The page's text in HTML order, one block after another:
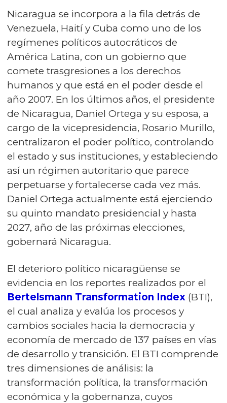
Nicaragua se incorpora a la fila detrás de
Venezuela, Haití y Cuba como uno de los
regímenes políticos autocráticos de
América Latina, con un gobierno que
comete trasgresiones a los derechos
humanos y que está en el poder desde el
año 2007. En los últimos años, el presidente
de Nicaragua, Daniel Ortega y su esposa, a
cargo de la vicepresidencia, Rosario Murillo,
centralizaron el poder político, controlando
el estado y sus instituciones, y estableciendo
así un régimen autoritario que parece
perpetuarse y fortalecerse cada vez más.
Daniel Ortega actualmente está ejerciendo
su quinto mandato presidencial y hasta
2027, año de las próximas elecciones,
gobernará Nicaragua.
El deterioro político nicaragüense se
evidencia en los reportes realizados por el
Bertelsmann Transformation Index (BTI),
el cual analiza y evalúa los procesos y
cambios sociales hacia la democracia y
economía de mercado de 137 países en vías
de desarrollo y transición. El BTI comprende
tres dimensiones de análisis: la
transformación política, la transformación
económica y la gobernanza, cuyos